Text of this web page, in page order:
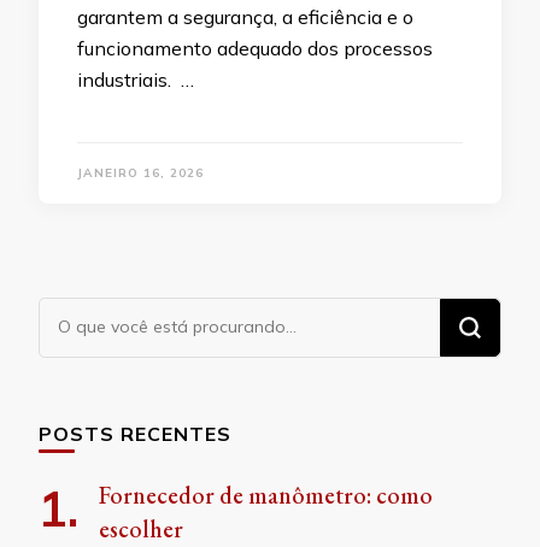
garantem a segurança, a eficiência e o
funcionamento adequado dos processos
industriais. …
JANEIRO 16, 2026
Procurando
algo?
POSTS RECENTES
Fornecedor de manômetro: como
escolher